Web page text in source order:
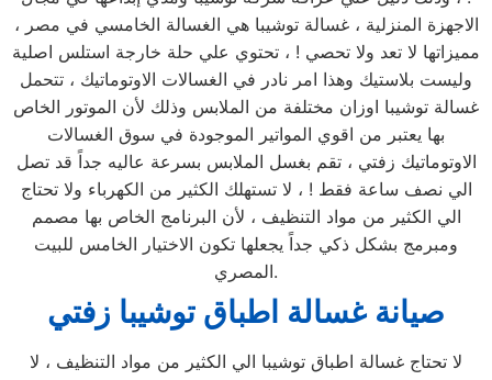
الاجهزة المنزلية ، غسالة توشيبا هي الغسالة الخامسي في مصر ،
مميزاتها لا تعد ولا تحصي ! ، تحتوي علي حلة خارجة استلس اصلية
وليست بلاستيك وهذا امر نادر في الغسالات الاوتوماتيك ، تتحمل
غسالة توشيبا اوزان مختلفة من الملابس وذلك لأن الموتور الخاص
بها يعتبر من اقوي المواتير الموجودة في سوق الغسالات
الاوتوماتيك زفتي ، تقم بغسل الملابس بسرعة عاليه جداً قد تصل
الي نصف ساعة فقط ! ، لا تستهلك الكثير من الكهرباء ولا تحتاج
الي الكثير من مواد التنظيف ، لأن البرنامج الخاص بها مصمم
ومبرمج بشكل ذكي جداً يجعلها تكون الاختيار الخامس للبيت
المصري.
صيانة غسالة اطباق توشيبا زفتي
لا تحتاج غسالة اطباق توشيبا الي الكثير من مواد التنظيف ، لا